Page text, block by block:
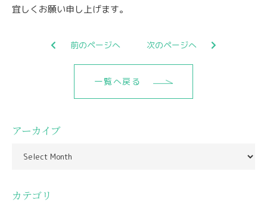
宜しくお願い申し上げます。
前のページへ
一覧へ戻る
次のページへ
アーカイブ
カテゴリ